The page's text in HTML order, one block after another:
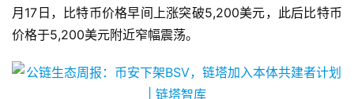
月17日，比特币价格早间上涨突破5,200美元，此后比特币
价格于5,200美元附近窄幅震荡。